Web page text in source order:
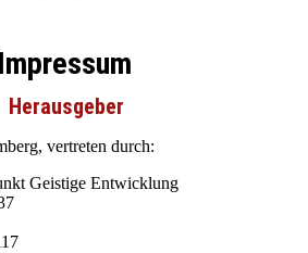
Impressum
Herausgeber
vertreten durch:
Geistige Entwicklung